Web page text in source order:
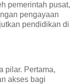
pemerintah pusat,
pengayaan
pendidikan di
pilar. Pertama,
akses bagi